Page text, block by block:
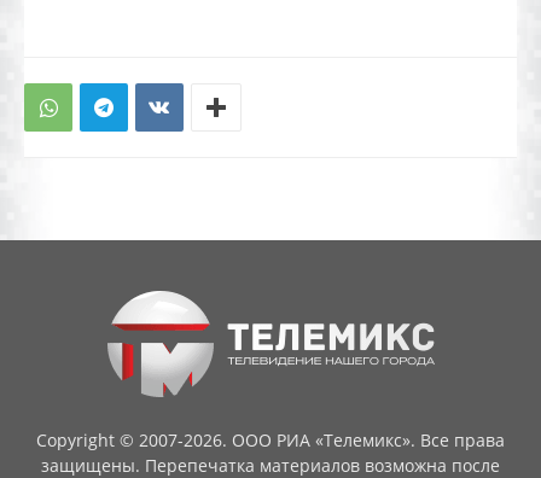
Copyright © 2007-2026. ООО РИА «Телемикс». Все права
защищены. Перепечатка материалов возможна после